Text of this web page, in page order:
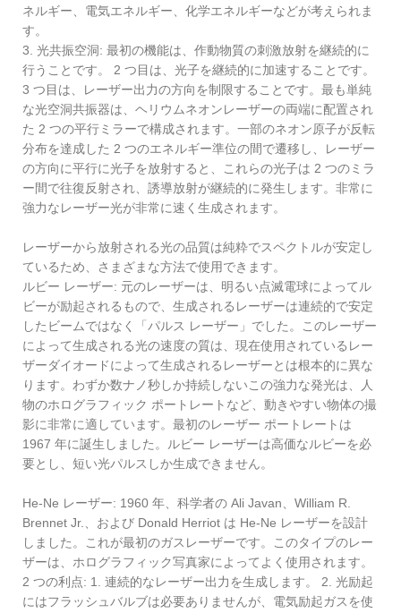
ネルギー、電気エネルギー、化学エネルギーなどが考えられま
す。
3. 光共振空洞: 最初の機能は、作動物質の刺激放射を継続的に
行うことです。 2 つ目は、光子を継続的に加速することです。
3 つ目は、レーザー出力の方向を制限することです。最も単純
な光空洞共振器は、ヘリウムネオンレーザーの両端に配置され
た 2 つの平行ミラーで構成されます。一部のネオン原子が反転
分布を達成した 2 つのエネルギー準位の間で遷移し、レーザー
の方向に平行に光子を放射すると、これらの光子は 2 つのミラ
ー間で往復反射され、誘導放射が継続的に発生します。非常に
強力なレーザー光が非常に速く生成されます。
レーザーから放射される光の品質は純粋でスペクトルが安定し
ているため、さまざまな方法で使用できます。
ルビー レーザー: 元のレーザーは、明るい点滅電球によってル
ビーが励起されるもので、生成されるレーザーは連続的で安定
したビームではなく「パルス レーザー」でした。このレーザー
によって生成される光の速度の質は、現在使用されているレー
ザーダイオードによって生成されるレーザーとは根本的に異な
ります。わずか数ナノ秒しか持続しないこの強力な発光は、人
物のホログラフィック ポートレートなど、動きやすい物体の撮
影に非常に適しています。最初のレーザー ポートレートは
1967 年に誕生しました。ルビー レーザーは高価なルビーを必
要とし、短い光パルスしか生成できません。
He-Ne レーザー: 1960 年、科学者の Ali Javan、William R.
Brennet Jr.、および Donald Herriot は He-Ne レーザーを設計
しました。これが最初のガスレーザーです。このタイプのレー
ザーは、ホログラフィック写真家によってよく使用されます。
2 つの利点: 1. 連続的なレーザー出力を生成します。 2. 光励起
にはフラッシュバルブは必要ありませんが、電気励起ガスを使